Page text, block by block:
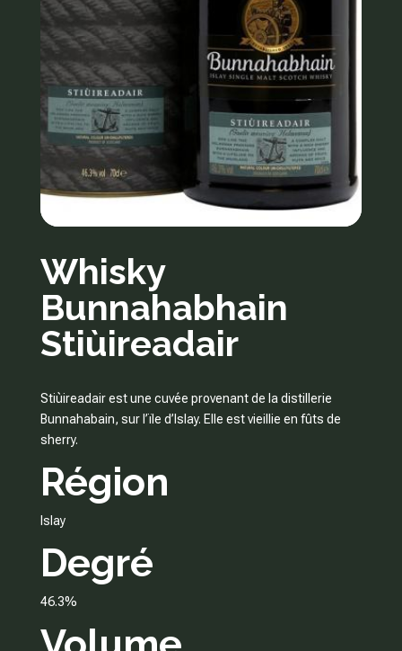
Whisky
Bunnahabhain
Stiùireadair
Stiùireadair est une cuvée provenant de la distillerie
Bunnahabain, sur l’ïle d’Islay. Elle est vieillie en fûts de
sherry.
Région
Islay
Degré
46.3%